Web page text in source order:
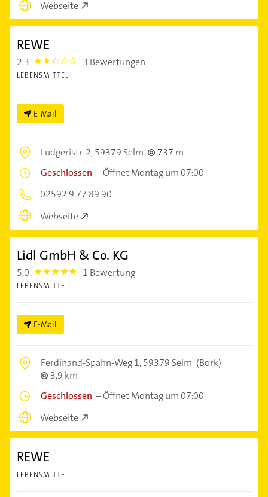
Webseite
REWE
2,3 2.3 3 Bewertungen
LEBENSMITTEL
E-Mail
Ludgeristr. 2,59379 Selm
737 m
Geschlossen –Öffnet Montag um 07:00
02592 9 77 89 90
Webseite
Lidl GmbH & Co. KG
5,0 5.0 1 Bewertung
LEBENSMITTEL
E-Mail
Ferdinand-Spahn-Weg 1,59379 Selm (Bork)
3,9 km
Geschlossen –Öffnet Montag um 07:00
Webseite
REWE
LEBENSMITTEL